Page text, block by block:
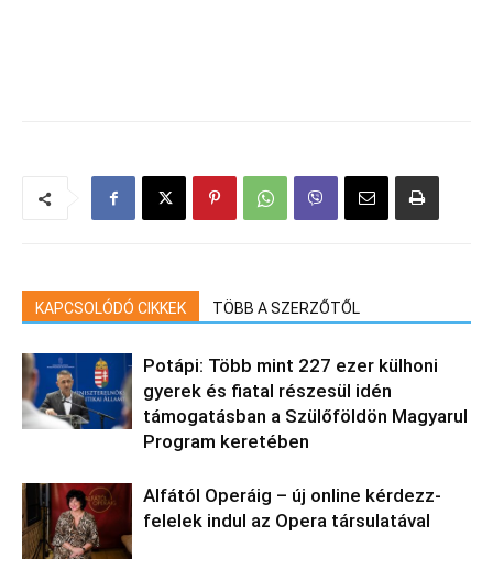
KAPCSOLÓDÓ CIKKEK TÖBB A SZERZŐTŐL
Potápi: Több mint 227 ezer külhoni
gyerek és fiatal részesül idén
támogatásban a Szülőföldön Magyarul
Program keretében
Alfától Operáig – új online kérdezz-
felelek indul az Opera társulatával